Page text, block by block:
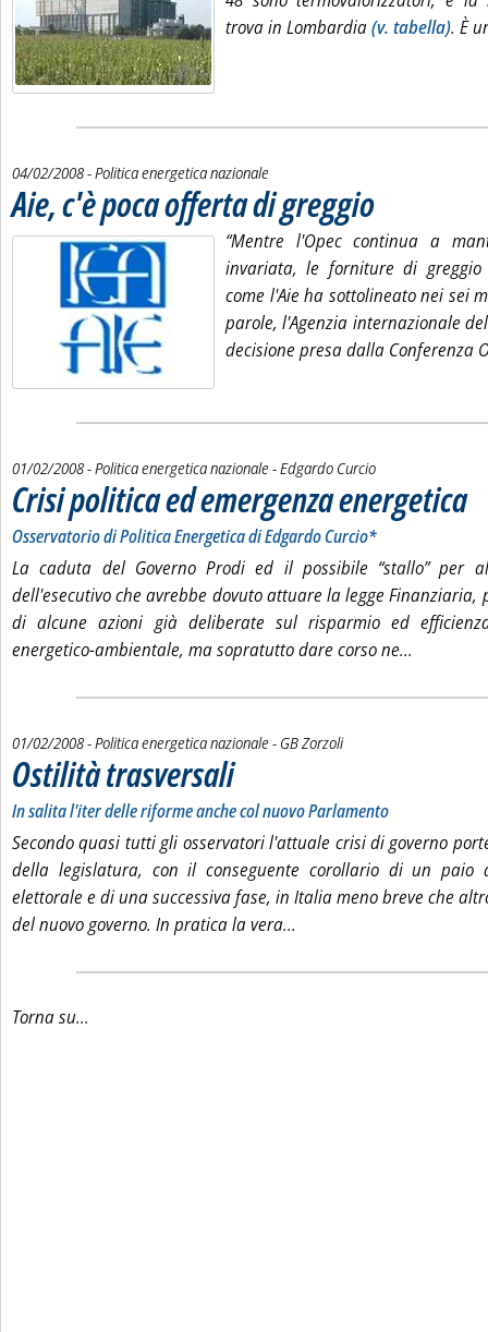
trova in Lombardia(v. tabella). È
04/02/2008- Politica energetica nazionale
Aie, c'è poca offerta di greggio
“Mentre l'Opec continua a
invariata, le forniture di greggio
come l'Aie ha sottolineato nei sei
parole, l'Agenzia internazionale
decisione presa dalla Conferenza
01/02/2008- Politica energetica nazionale - di:
Edgardo Curcio
Crisi politica ed emergenza energetica..
Osservatorio di Politica Energetica di Edgardo Curcio*
La caduta del Governo Prodi ed il possibile “stallo” per
dell'esecutivo che avrebbe dovuto attuare la legge Finanziaria,
di alcune azioni già deliberate sul risparmio ed
energetico-ambientale, ma sopratutto dare corso ne...
01/02/2008- Politica energetica nazionale - di:
GB Zorzoli
Ostilità trasversali. Sottotitolo: In salita l'iter delle riforme anche col
. Pubblicata venerdì 01 febbraio 2008 alle 14.41.
In salita l'iter delle riforme anche col nuovo Parlamento
Secondo quasi tutti gli osservatori l'attuale crisi di governo
della legislatura, con il conseguente corollario di un paio
elettorale e di una successiva fase, in Italia meno breve che
del nuovo governo. In pratica la vera...
Torna su...